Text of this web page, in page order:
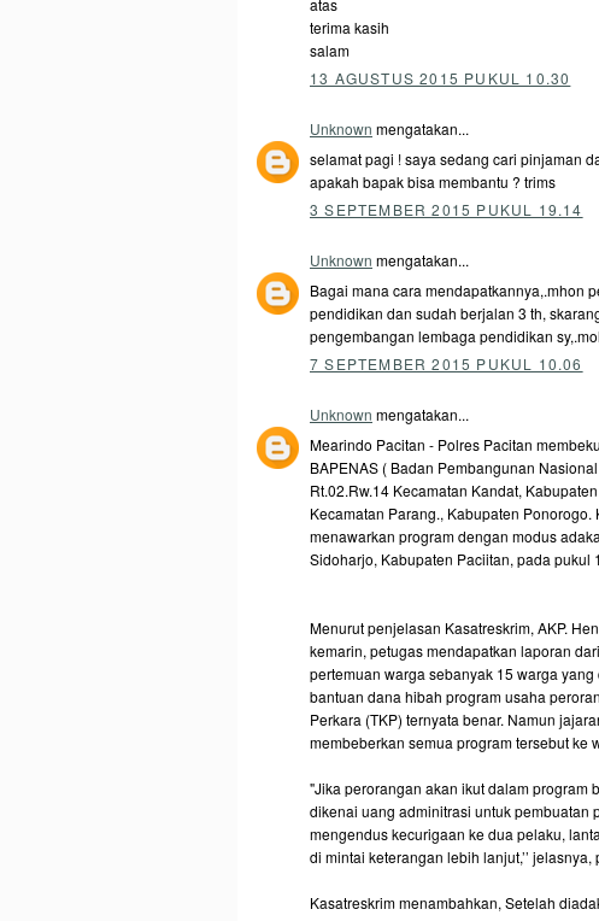
atas
terima kasih
salam
13 AGUSTUS 2015 PUKUL 10.30
Unknown mengatakan...
selamat pagi ! saya sedang cari pinjaman
apakah bapak bisa membantu ? trims
3 SEPTEMBER 2015 PUKUL 19.14
Unknown mengatakan...
Bagai mana cara mendapatkannya,.mhon
pendidikan dan sudah berjalan 3 th,
pengembangan lembaga pendidikan
7 SEPTEMBER 2015 PUKUL 10.06
Unknown mengatakan...
Mearindo Pacitan - Polres Pacitan
BAPENAS ( Badan Pembangunan
Rt.02.Rw.14 Kecamatan Kandat,
Kecamatan Parang., Kabupaten
menawarkan program dengan modus
Sidoharjo, Kabupaten Paciitan, pada pukul
Menurut penjelasan Kasatreskrim, AKP.
kemarin, petugas mendapatkan laporan
pertemuan warga sebanyak 15 warga
bantuan dana hibah program usaha
Perkara (TKP) ternyata benar. Namun
membeberkan semua program tersebut ke
"Jika perorangan akan ikut dalam program
dikenai uang adminitrasi untuk pembuatan
mengendus kecurigaan ke dua pelaku,
di mintai keterangan lebih lanjut,’’ jelasnya,
Kasatreskrim menambahkan, Setelah